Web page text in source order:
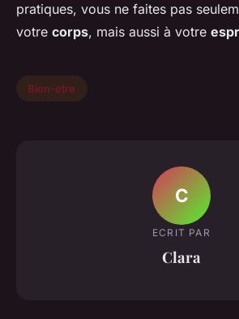
pratiques, vous ne faites pas
votre corps, mais aussi à votre
Bien-etre
C
ECRIT PAR
Clara